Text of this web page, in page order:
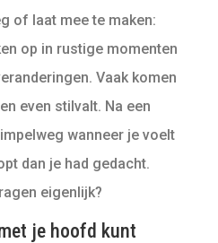
of laat mee te maken:
op in rustige momenten
Vaak komen
even stilvalt. Na een
wanneer je voelt
dan je had gedacht.
eigenlijk?
je hoofd kunt